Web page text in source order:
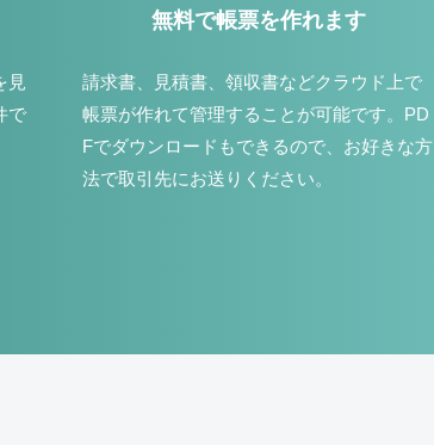
見
で
無料で帳票を作れます
請求書、見積書、領収書などクラウド上で
帳票が作れて管理することが可能です。PD
Fでダウンロードもできるので、お好きな方
法で取引先にお送りください。